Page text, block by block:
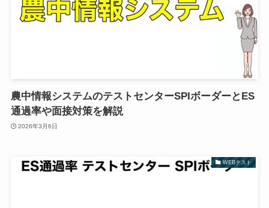
農中情報システムのテストセンターSPIボーダーとES
通過率や面接対策を解説
2026年3月6日
WEBテスト